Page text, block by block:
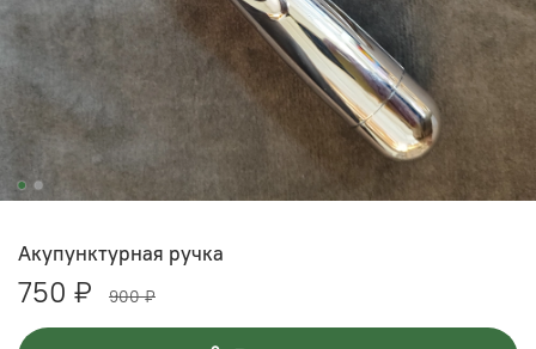
Акупунктурная ручка
750 ₽ 900 ₽